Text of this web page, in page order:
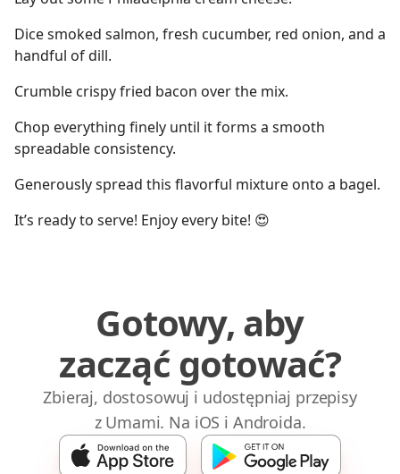
Dice smoked salmon, fresh cucumber, red onion, and a
handful of dill.
Crumble crispy fried bacon over the mix.
Chop everything finely until it forms a smooth
spreadable consistency.
Generously spread this flavorful mixture onto a bagel.
It’s ready to serve! Enjoy every bite! 😍
Gotowy, aby
zacząć gotować?
Zbieraj, dostosowuj i udostępniaj przepisy
z Umami. Na iOS i Androida.